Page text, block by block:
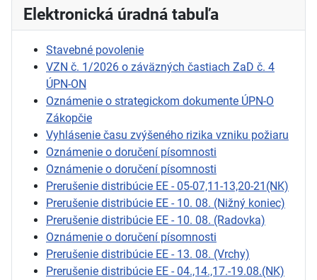
Elektronická úradná tabuľa
Stavebné povolenie
VZN č. 1/2026 o záväzných častiach ZaD č. 4
ÚPN-ON
Oznámenie o strategickom dokumente ÚPN-O
Zákopčie
Vyhlásenie času zvýšeného rizika vzniku požiaru
Oznámenie o doručení písomnosti
Oznámenie o doručení písomnosti
Prerušenie distribúcie EE - 05-07,11-13,20-21(NK)
Prerušenie distribúcie EE - 10. 08. (Nižný koniec)
Prerušenie distribúcie EE - 10. 08. (Radovka)
Oznámenie o doručení písomnosti
Prerušenie distribúcie EE - 13. 08. (Vrchy)
Prerušenie distribúcie EE - 04.,14.,17.-19.08.(NK)